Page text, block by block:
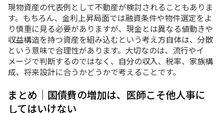
現物資産の代表例として不動産が検討されることもありま
す。もちろん、金利上昇局面では融資条件や物件選定をよ
り慎重に見る必要がありますが、現金とは異なる値動きや
収益構造を持つ資産を組み込むという考え方自体は、分散
という意味で合理性があります。大切なのは、流行やイ
メージで判断するのではなく、自分の収入、税率、家族構
成、将来設計に合うかどうかで考えることです。
まとめ｜国債費の増加は、医師こそ他人事に
してはいけない